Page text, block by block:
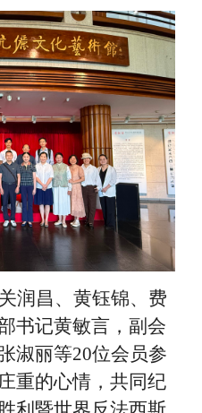
润昌、黄钰锦、费
书记黄敏言，副会
淑丽等20位会员参
重的心情，共同纪